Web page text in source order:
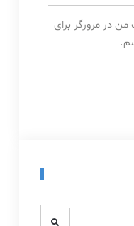
در مرورگر برای